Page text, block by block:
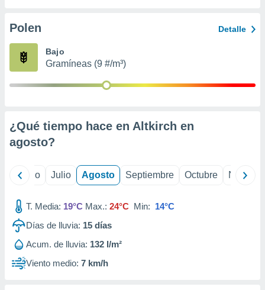
e
mediante
de
1199
Polen Detalle
Bajo
Gramíneas (9 #/m³)
¿Qué tiempo hace en Altkirch en
agosto?
Junio Julio Agosto Septiembre Octubre
T. Media: 19°C Max.: 24°C Min: 14°C
Días de lluvia: 15 días
Acum. de lluvia: 132 l/m²
Viento medio: 7 km/h